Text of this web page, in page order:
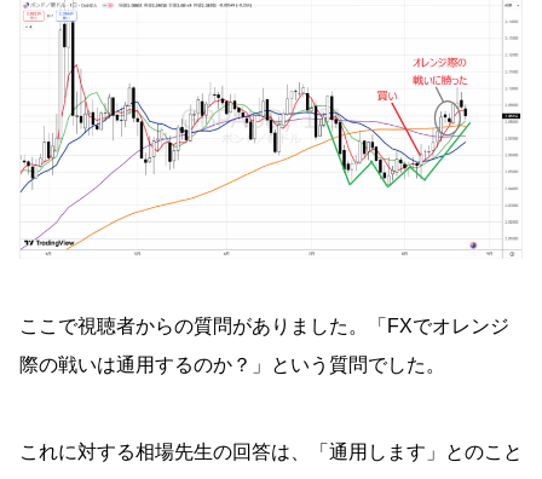
ここで視聴者からの質問がありました。「FXでオレンジ
際の戦いは通用するのか？」という質問でした。
これに対する相場先生の回答は、「通用します」とのこと